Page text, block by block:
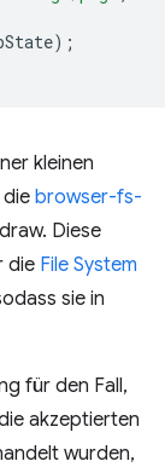
);
kleinen
browser-fs-
Diese
die File System
sie in
für den Fall,
akzeptierten
wurden,